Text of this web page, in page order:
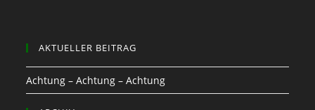
AKTUELLER BEITRAG
Achtung – Achtung – Achtung